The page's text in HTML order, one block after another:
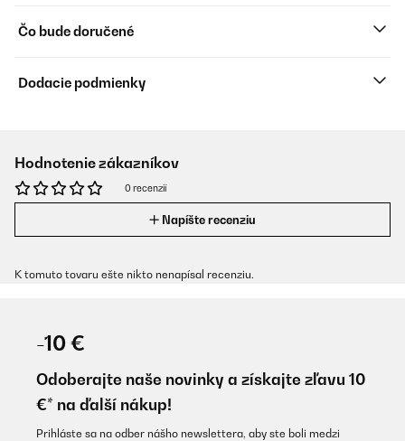
Čo bude doručené
Dodacie podmienky
Hodnotenie zákazníkov
0 recenzií
Napíšte recenziu
K tomuto tovaru ešte nikto nenapísal recenziu.
-10 €
Odoberajte naše novinky a získajte zľavu 10
€* na ďalší nákup!
Prihláste sa na odber nášho newslettera, aby ste boli medzi